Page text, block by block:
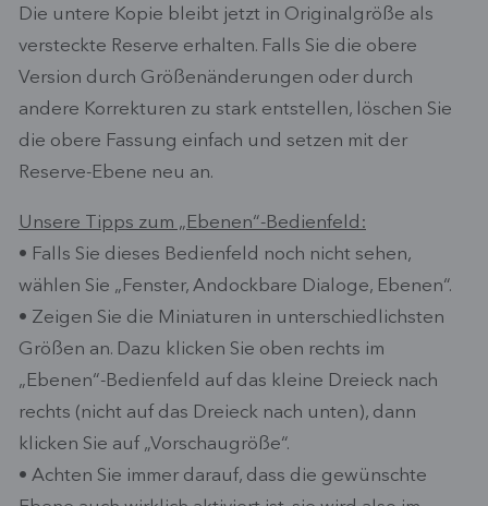
Die untere Kopie bleibt jetzt in Originalgröße als
versteckte Reserve erhalten. Falls Sie die obere
Version durch Größenänderungen oder durch
andere Korrekturen zu stark entstellen, löschen Sie
die obere Fassung einfach und setzen mit der
Reserve-Ebene neu an.
Unsere Tipps zum „Ebenen“-Bedienfeld:
• Falls Sie dieses Bedienfeld noch nicht sehen,
wählen Sie „Fenster, Andockbare Dialoge, Ebenen“.
• Zeigen Sie die Miniaturen in unterschiedlichsten
Größen an. Dazu klicken Sie oben rechts im
„Ebenen“-Bedienfeld auf das kleine Dreieck nach
rechts (nicht auf das Dreieck nach unten), dann
klicken Sie auf „Vorschaugröße“.
• Achten Sie immer darauf, dass die gewünschte